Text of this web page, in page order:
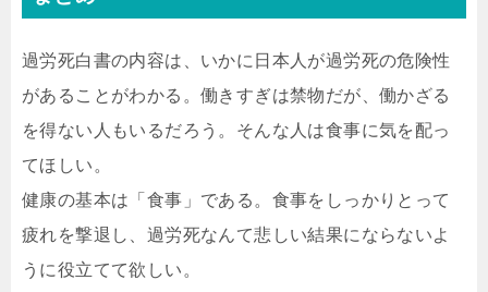
過労死白書の内容は、いかに日本人が過労死の危険性
があることがわかる。働きすぎは禁物だが、働かざる
を得ない人もいるだろう。そんな人は食事に気を配っ
てほしい。
健康の基本は「食事」である。食事をしっかりとって
疲れを撃退し、過労死なんて悲しい結果にならないよ
うに役立てて欲しい。